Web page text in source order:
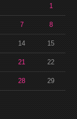
1
7 8
14 15
21 22
28 29